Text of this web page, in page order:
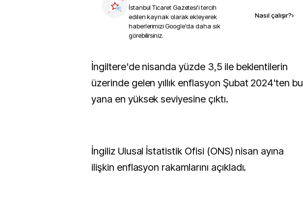
İstanbul Ticaret Gazetesi'i tercih
edilen kaynak olarak ekleyerek
haberlerimizi Google'da daha sık
görebilirsiniz.
Nasıl çalışır?›
İngiltere'de nisanda yüzde 3,5 ile beklentilerin
üzerinde gelen yıllık enflasyon Şubat 2024'ten bu
yana en yüksek seviyesine çıktı.
İngiliz Ulusal İstatistik Ofisi (ONS) nisan ayına
ilişkin enflasyon rakamlarını açıkladı.